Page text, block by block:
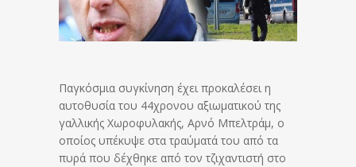
Παγκόσμια συγκίνηση έχει προκαλέσει η
αυτοθυσία του 44χρονου αξιωματικού της
γαλλικής Χωροφυλακής, Αρνό Μπελτράμ, ο
οποίος υπέκυψε στα τραύματά του από τα
πυρά που δέχθηκε από τον τζιχαντιστή στο